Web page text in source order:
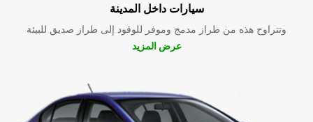
سيارات داخل المدينة
وتتراوح هذه من طراز مدمج وموفر للوقود إلى طراز صديق للبيئة
عرض المزيد